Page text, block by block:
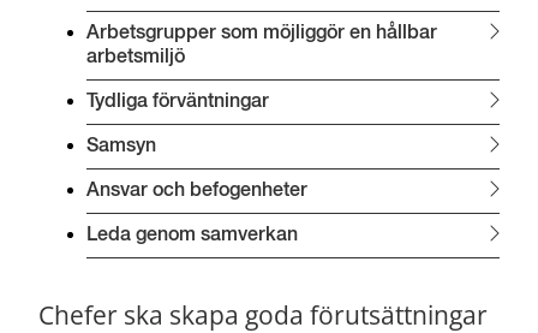
Arbetsgrupper som möjliggör en hållbar
arbetsmiljö
Tydliga förväntningar
Samsyn
Ansvar och befogenheter
Leda genom samverkan
Chefer ska skapa goda förutsättningar